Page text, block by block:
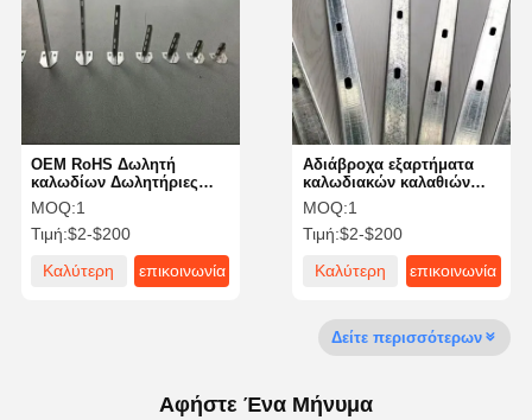
Βίντεο
Σχετικά Με
Εμάς
Επισκέψεις
Έλεγχος
Επικοινωνήσ
Ειδήσεις
Αδιάβροχα εξαρτήματα
καλωδιακών καλαθιών
Σιδηροδρομικό υλικό για
υπερυψωμένες γραμμές
MOQ:1
Τιμή:$2-$200
Καλύτερη
επικοινωνία
OEM RoHS Δωλητή
καλωδίων Δωλητήριες
συσκευές
MOQ:1
Τιμή:$2-$200
Καλύτερη
επικοινωνία
Δείτε περισσότερων
Αφήστε Ένα Μήνυμα